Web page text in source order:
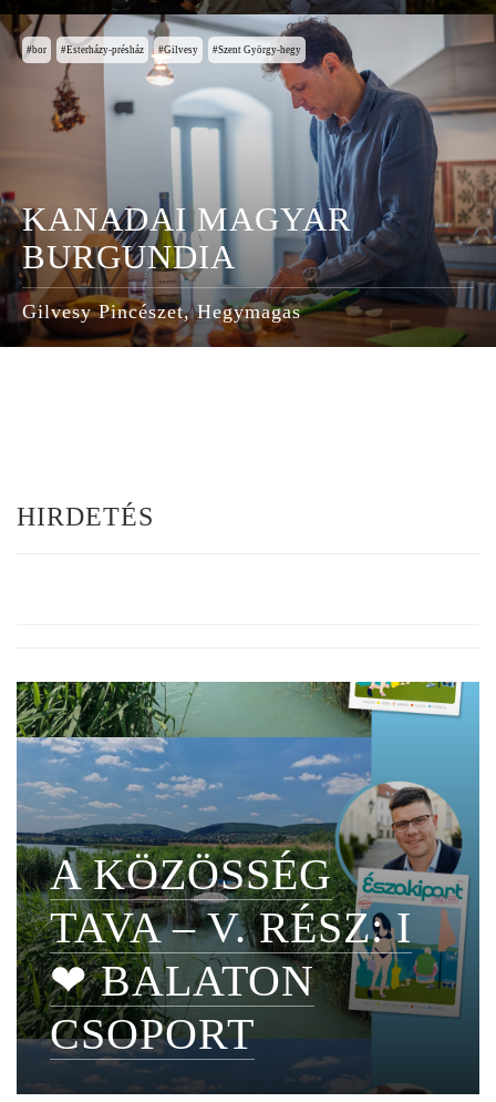
bor Esterházy-présház Gilvesy Szent György-hegy
KANADAI MAGYAR
BURGUNDIA
Gilvesy Pincészet, Hegymagas
HIRDETÉS
A KÖZÖSSÉG
TAVA – V. RÉSZ: I
❤ BALATON
CSOPORT